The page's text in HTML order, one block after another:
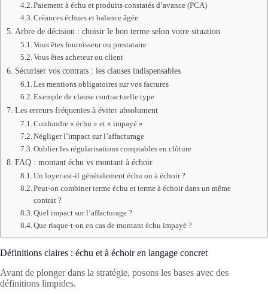
Paiement à échu et produits constatés d’avance (PCA)
Créances échues et balance âgée
Arbre de décision : choisir le bon terme selon votre situation
Vous êtes fournisseur ou prestataire
Vous êtes acheteur ou client
Sécuriser vos contrats : les clauses indispensables
Les mentions obligatoires sur vos factures
Exemple de clause contractuelle type
Les erreurs fréquentes à éviter absolument
Confondre « échu » et « impayé »
Négliger l’impact sur l’affacturage
Oublier les régularisations comptables en clôture
FAQ : montant échu vs montant à échoir
Un loyer est-il généralement échu ou à échoir ?
Peut-on combiner terme échu et terme à échoir dans un même
contrat ?
Quel impact sur l’affacturage ?
Que risque-t-on en cas de montant échu impayé ?
Définitions claires : échu et à échoir en langage concret
Avant de plonger dans la stratégie, posons les bases avec des
définitions limpides.